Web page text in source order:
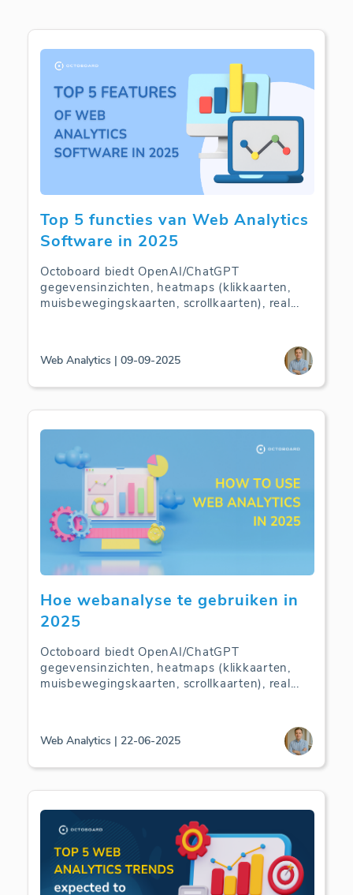
Top 5 functies van Web Analytics
Software in 2025
Octoboard biedt OpenAI/ChatGPT
gegevensinzichten, heatmaps (klikkaarten,
muisbewegingskaarten, scrollkaarten), real...
Web Analytics | 09-09-2025
Hoe webanalyse te gebruiken in
2025
Octoboard biedt OpenAI/ChatGPT
gegevensinzichten, heatmaps (klikkaarten,
muisbewegingskaarten, scrollkaarten), real...
Web Analytics | 22-06-2025